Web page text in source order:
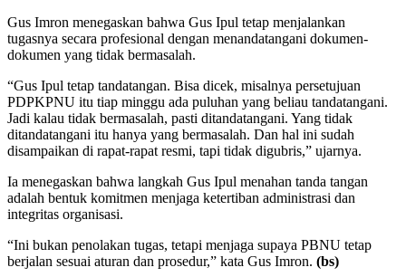
Gus Imron menegaskan bahwa Gus Ipul tetap menjalankan
tugasnya secara profesional dengan menandatangani dokumen-
dokumen yang tidak bermasalah.
“Gus Ipul tetap tandatangan. Bisa dicek, misalnya persetujuan
PDPKPNU itu tiap minggu ada puluhan yang beliau tandatangani.
Jadi kalau tidak bermasalah, pasti ditandatangani. Yang tidak
ditandatangani itu hanya yang bermasalah. Dan hal ini sudah
disampaikan di rapat-rapat resmi, tapi tidak digubris,” ujarnya.
Ia menegaskan bahwa langkah Gus Ipul menahan tanda tangan
adalah bentuk komitmen menjaga ketertiban administrasi dan
integritas organisasi.
“Ini bukan penolakan tugas, tetapi menjaga supaya PBNU tetap
berjalan sesuai aturan dan prosedur,” kata Gus Imron. (bs)